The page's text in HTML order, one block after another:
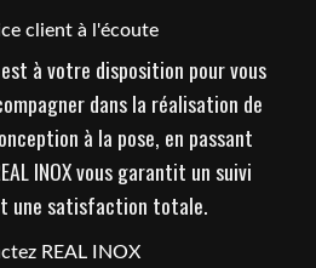
client à l'écoute
est à votre disposition pour vous
dans la réalisation de
à la pose, en passant
INOX vous garantit un suivi
une satisfaction totale.
REAL INOX